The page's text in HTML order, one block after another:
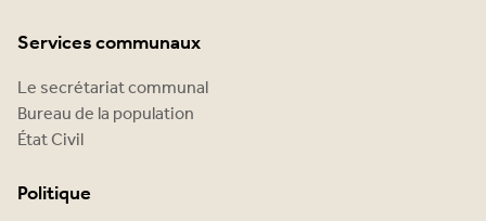
Services communaux
Le secrétariat communal
Bureau de la population
État Civil
Politique